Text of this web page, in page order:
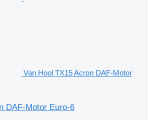
Van Hool TX15 Acron DAF-Motor
DAF-Motor Euro-6